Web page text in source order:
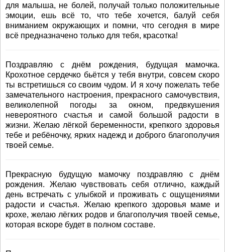
для малыша, не болей, получай только положительные
эмоции, ешь всё то, что тебе хочется, балуй себя
вниманием окружающих и помни, что сегодня в мире
всё предназначено только для тебя, красотка!
Поздравляю с днём рождения, будущая мамочка.
Крохотное сердечко бьётся у тебя внутри, совсем скоро
ты встретишься со своим чудом. И я хочу пожелать тебе
замечательного настроения, прекрасного самочувствия,
великолепной погоды за окном, предвкушения
невероятного счастья и самой большой радости в
жизни. Желаю лёгкой беременности, крепкого здоровья
тебе и ребёночку, ярких надежд и доброго благополучия
твоей семье.
Прекрасную будущую мамочку поздравляю с днём
рождения. Желаю чувствовать себя отлично, каждый
день встречать с улыбкой и проживать с ощущениями
радости и счастья. Желаю крепкого здоровья маме и
крохе, желаю лёгких родов и благополучия твоей семье,
которая вскоре будет в полном составе.